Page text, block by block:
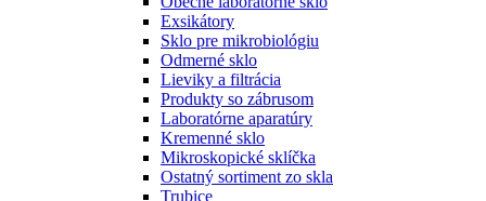
Exsikátory
Sklo pre mikrobiológiu
Odmerné sklo
Lieviky a filtrácia
Produkty so zábrusom
Laboratórne aparatúry
Kremenné sklo
Mikroskopické sklíčka
Ostatný sortiment zo skla
Trubice